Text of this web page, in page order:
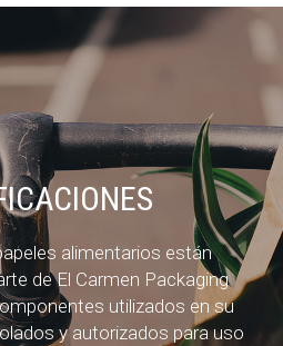
alimentarios están
de El Carmen Packaging
utilizados en su
y autorizados para uso